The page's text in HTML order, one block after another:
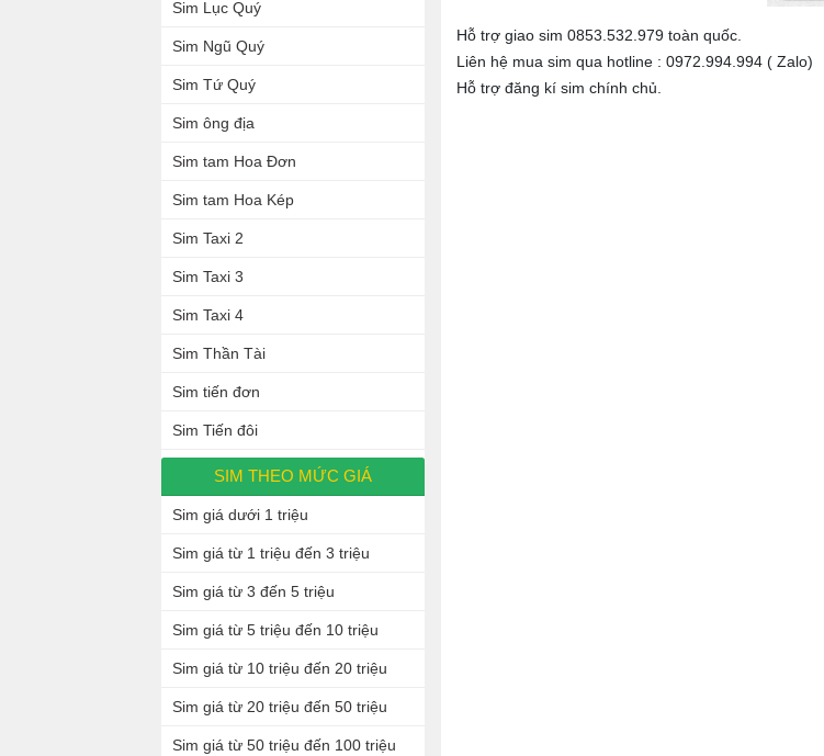
Hỗ trợ giao sim 0853.532.979 toàn quốc.
Liên hệ mua sim qua hotline : 0972.994.994 ( Zalo)
Hỗ trợ đăng kí sim chính chủ.
Sim Lục Quý
Sim Ngũ Quý
Sim Tứ Quý
Sim ông địa
Sim tam Hoa Đơn
Sim tam Hoa Kép
Sim Taxi 2
Sim Taxi 3
Sim Taxi 4
Sim Thần Tài
Sim tiến đơn
Sim Tiến đôi
SIM THEO MỨC GIÁ
Sim giá dưới 1 triệu
Sim giá từ 1 triệu đến 3 triệu
Sim giá từ 3 đến 5 triệu
Sim giá từ 5 triệu đến 10 triệu
Sim giá từ 10 triệu đến 20 triệu
Sim giá từ 20 triệu đến 50 triệu
Sim giá từ 50 triệu đến 100 triệu